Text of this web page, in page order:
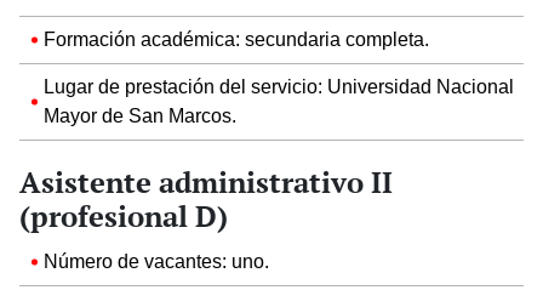
Formación académica: secundaria completa.
Lugar de prestación del servicio: Universidad Nacional
Mayor de San Marcos.
Asistente administrativo II
(profesional D)
Número de vacantes: uno.